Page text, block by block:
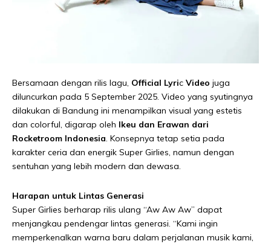
Bersamaan dengan rilis lagu, Official Lyric Video juga
diluncurkan pada 5 September 2025. Video yang syutingnya
dilakukan di Bandung ini menampilkan visual yang estetis
dan colorful, digarap oleh Ikeu dan Erawan dari
Rocketroom Indonesia . Konsepnya tetap setia pada
karakter ceria dan energik Super Girlies, namun dengan
sentuhan yang lebih modern dan dewasa.
Harapan untuk Lintas Generasi
Super Girlies berharap rilis ulang “Aw Aw Aw” dapat
menjangkau pendengar lintas generasi. “Kami ingin
memperkenalkan warna baru dalam perjalanan musik kami,